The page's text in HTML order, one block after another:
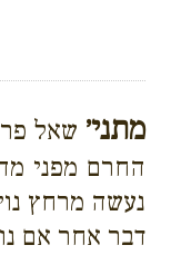
מתני׳ שאל
החרם מפני
נעשה מרחץ
דבר אחר אם